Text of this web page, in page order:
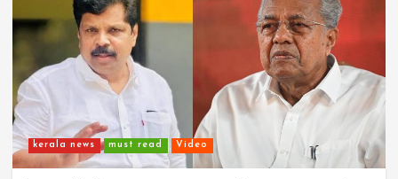
kerala news must read Video